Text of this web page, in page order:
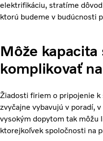
elektrifikáciu, stratíme
ktorú budeme v budúcnosti
Môže kapacita
komplikovať
Žiadosti firiem o pripojenie k
zvyčajne vybavujú v poradí,
vysokým dopytom tak
ktorejkoľvek spoločnosti na